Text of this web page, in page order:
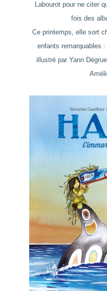
Labourot pour ne citer
fois des
Ce printemps, elle sort
enfants remarquables :
illustré par Yann